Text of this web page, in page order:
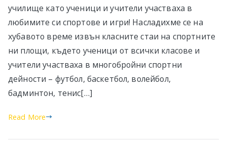
училище като ученици и учители участваха в
любимите си спортове и игри! Насладихме се на
хубавото време извън класните стаи на спортните
ни площи, където ученици от всички класове и
учители участваха в многобройни спортни
дейности – футбол, баскетбол, волейбол,
бадминтон, тенис[…]
Read More